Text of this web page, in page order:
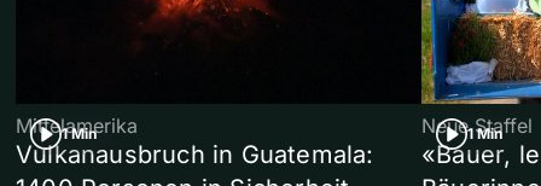
1 Min
Mittelamerika
Vulkanausbruch in Guatemala:
1 Min
Neue Staffel
«Bauer,